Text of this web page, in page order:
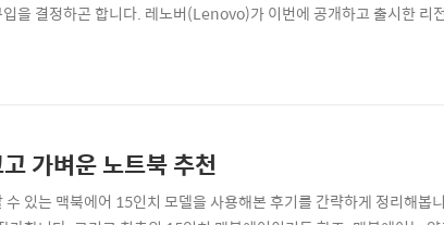
을 결정하곤 합니다. 레노버(Lenovo)가 이번에 공개하고 출시한 리
의 플래그십 모델로 수냉식 쿨링 설계와 miniLED 디스플레이, 인텔
가벼운 노트북 추천
있는 맥북에어 15인치 모델을 사용해본 후기를 간략하게 정리해봅